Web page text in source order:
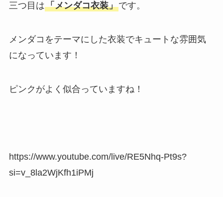
三つ目は「メンダコ衣装」です。
メンダコをテーマにした衣装でキュートな雰囲気
になっています！
ピンクがよく似合っていますね！
https://www.youtube.com/live/RE5Nhq-Pt9s?
si=v_8la2WjKfh1iPMj